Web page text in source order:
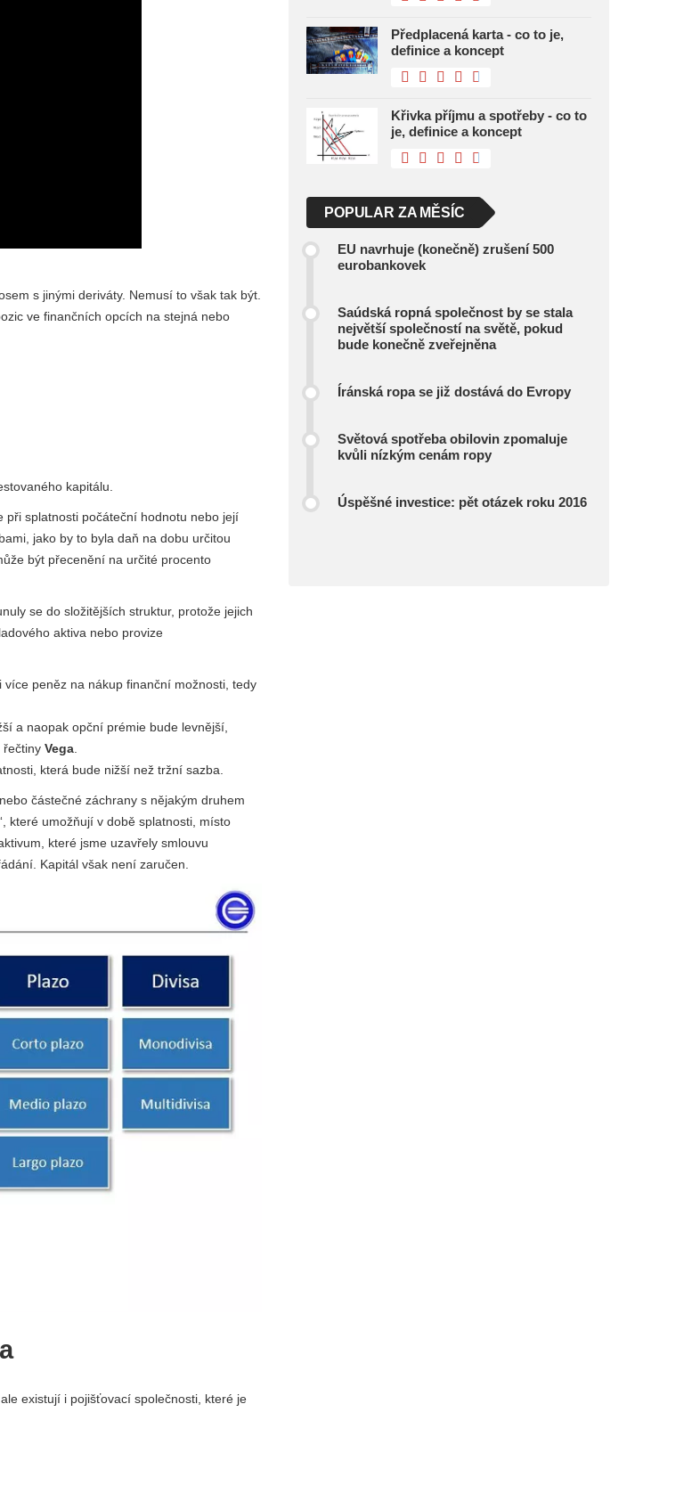
s jinými deriváty. Nemusí to však tak být.
ve finančních opcích na stejná nebo
kapitálu.
splatnosti počáteční hodnotu nebo její
jako by to byla daň na dobu určitou
být přecenění na určité procento
se do složitějších struktur, protože jejich
aktiva nebo provize
peněz na nákup finanční možnosti, tedy
a naopak opční prémie bude levnější,
řečtiny Vega
která bude nižší než tržní sazba.
částečné záchrany s nějakým druhem
které umožňují v době splatnosti, místo
které jsme uzavřely smlouvu
Kapitál však není zaručen.
existují i ​​pojišťovací společnosti, které je
Předplacená karta - co to je,
definice a koncept
Křivka příjmu a spotřeby - co to
je, definice a koncept
POPULAR ZA MĚSÍC
EU navrhuje (konečně) zrušení 500
eurobankovek
Saúdská ropná společnost by se stala
největší společností na světě, pokud
bude konečně zveřejněna
Íránská ropa se již dostává do Evropy
Světová spotřeba obilovin zpomaluje
kvůli nízkým cenám ropy
Úspěšné investice: pět otázek roku 2016